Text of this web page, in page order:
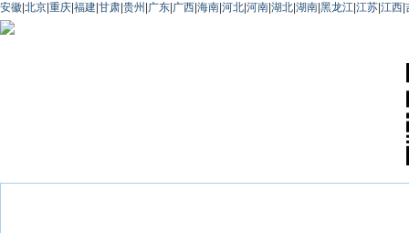
安徽 北京 重庆 福建 甘肃 贵州 广东 广西 海南 河北 河南 湖北 湖南 黑龙江 江苏 江西